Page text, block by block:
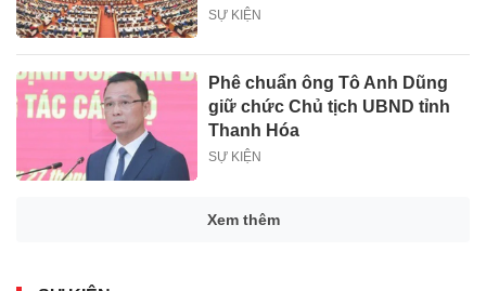
SỰ KIỆN
Phê chuẩn ông Tô Anh Dũng
giữ chức Chủ tịch UBND tỉnh
Thanh Hóa
SỰ KIỆN
Xem thêm